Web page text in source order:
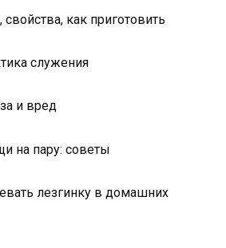
как приготовить
служения
и вред
на пару: советы
лезгинку в домашних